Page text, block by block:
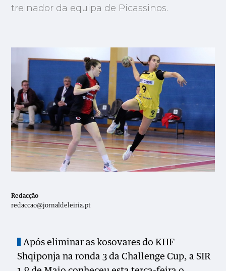
treinador da equipa de Picassinos.
Redacção
redaccao@jornaldeleiria.pt
Após eliminar as kosovares do KHF
Shqiponja na ronda 3 da Challenge Cup, a SIR